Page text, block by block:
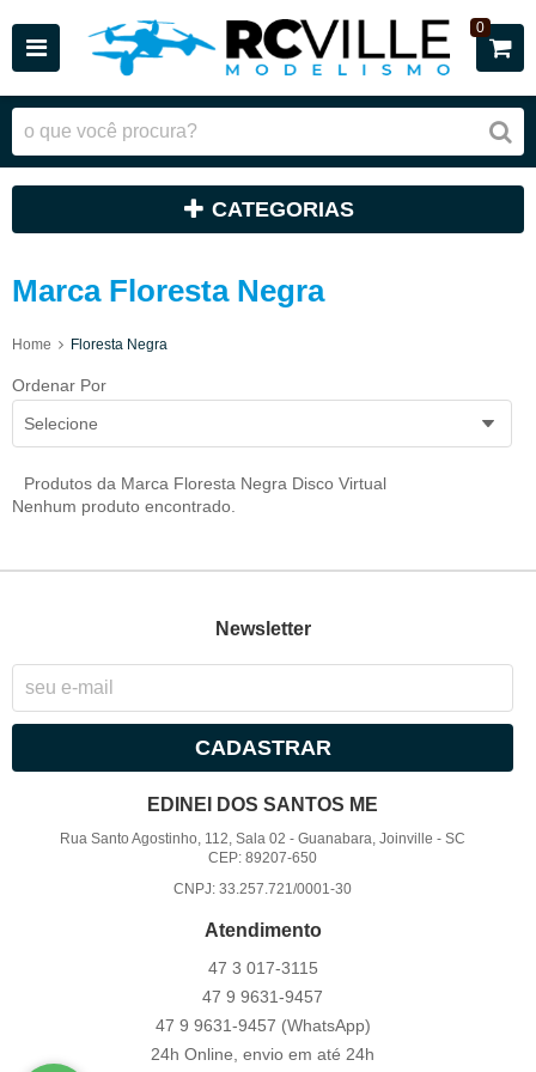
0
CATEGORIAS
Marca Floresta Negra
Home Floresta Negra
Ordenar Por
Selecione
Produtos da Marca Floresta Negra Disco Virtual
Nenhum produto encontrado.
Newsletter
CADASTRAR
EDINEI DOS SANTOS ME
Rua Santo Agostinho, 112, Sala 02 -Guanabara, Joinville -SC
CEP: 89207-650
CNPJ: 33.257.721/0001-30
Atendimento
47 3 017-3115
47 9 9631-9457
47 9 9631-9457 (WhatsApp)
24h Online, envio em até 24h